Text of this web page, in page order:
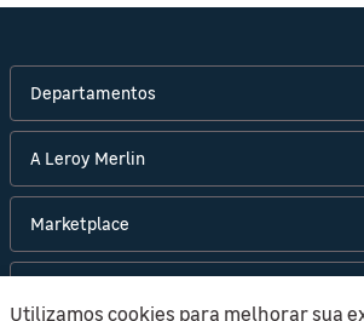
Departamentos
A Leroy Merlin
Marketplace
Utilizamos cookies para melhorar sua